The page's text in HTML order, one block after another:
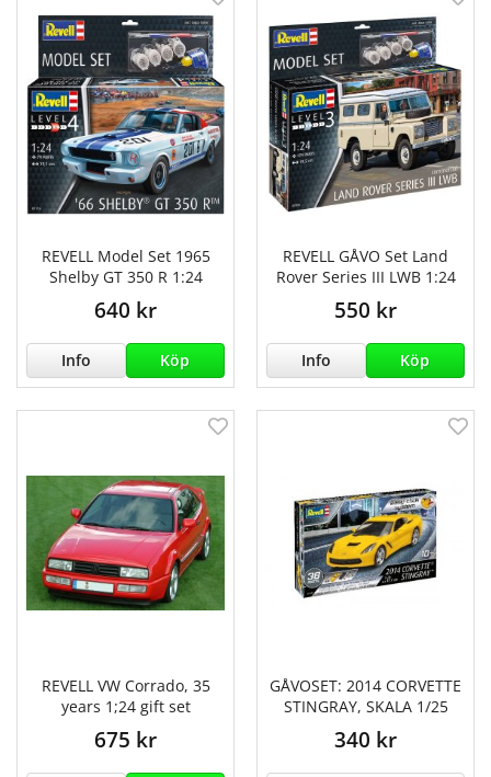
REVELL Model Set 1965
Shelby GT 350 R 1:24
640 kr
Info Köp
REVELL GÅVO Set Land
Rover Series III LWB 1:24
550 kr
Info Köp
REVELL VW Corrado, 35
years 1;24 gift set
675 kr
GÅVOSET: 2014 CORVETTE
STINGRAY, SKALA 1/25
340 kr